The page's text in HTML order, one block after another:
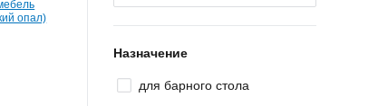
Назначение
для барного стола